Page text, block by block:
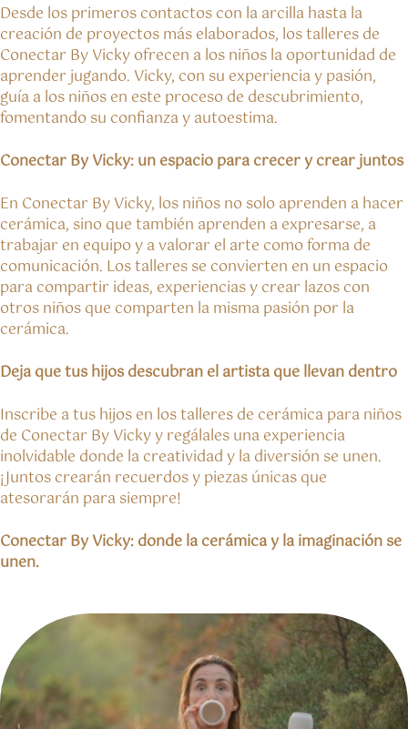
Desde los primeros contactos con la arcilla hasta la
creación de proyectos más elaborados, los talleres de
Conectar By Vicky ofrecen a los niños la oportunidad de
aprender jugando. Vicky, con su experiencia y pasión,
guía a los niños en este proceso de descubrimiento,
fomentando su confianza y autoestima.
Conectar By Vicky: un espacio para crecer y crear juntos
En Conectar By Vicky, los niños no solo aprenden a hacer
cerámica, sino que también aprenden a expresarse, a
trabajar en equipo y a valorar el arte como forma de
comunicación. Los talleres se convierten en un espacio
para compartir ideas, experiencias y crear lazos con
otros niños que comparten la misma pasión por la
cerámica.
Deja que tus hijos descubran el artista que llevan dentro
Inscribe a tus hijos en los talleres de cerámica para niños
de Conectar By Vicky y regálales una experiencia
inolvidable donde la creatividad y la diversión se unen.
¡Juntos crearán recuerdos y piezas únicas que
atesorarán para siempre!
Conectar By Vicky: donde la cerámica y la imaginación se
unen.